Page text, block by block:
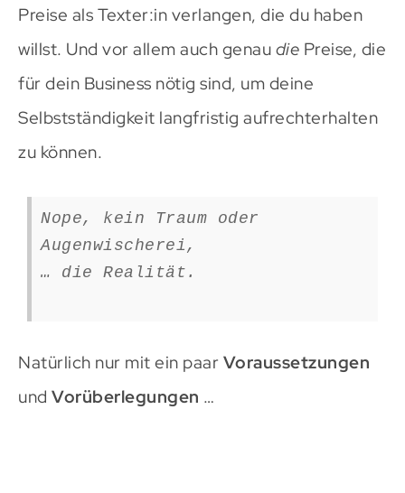
Preise als Texter:in verlangen, die du haben
willst. Und vor allem auch genau die Preise, die
für dein Business nötig sind, um deine
Selbstständigkeit langfristig aufrechterhalten
zu können.
Nope, kein Traum oder
Augenwischerei,
… die Realität.
Natürlich nur mit ein paar Voraussetzungen
und Vorüberlegungen …